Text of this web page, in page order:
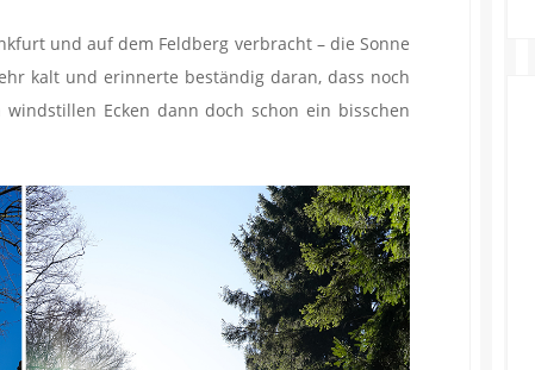
und auf dem Feldberg verbracht – die Sonne
kalt und erinnerte beständig daran, dass noch
Ecken dann doch schon ein bisschen